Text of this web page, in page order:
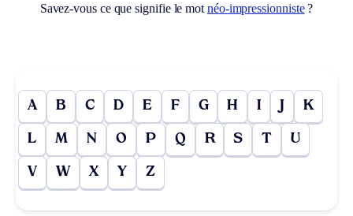
Savez-vous ce que signifie le mot néo-impressionniste?
A B C D E F G H I J K
L M N O P Q R S T U
V W X Y Z